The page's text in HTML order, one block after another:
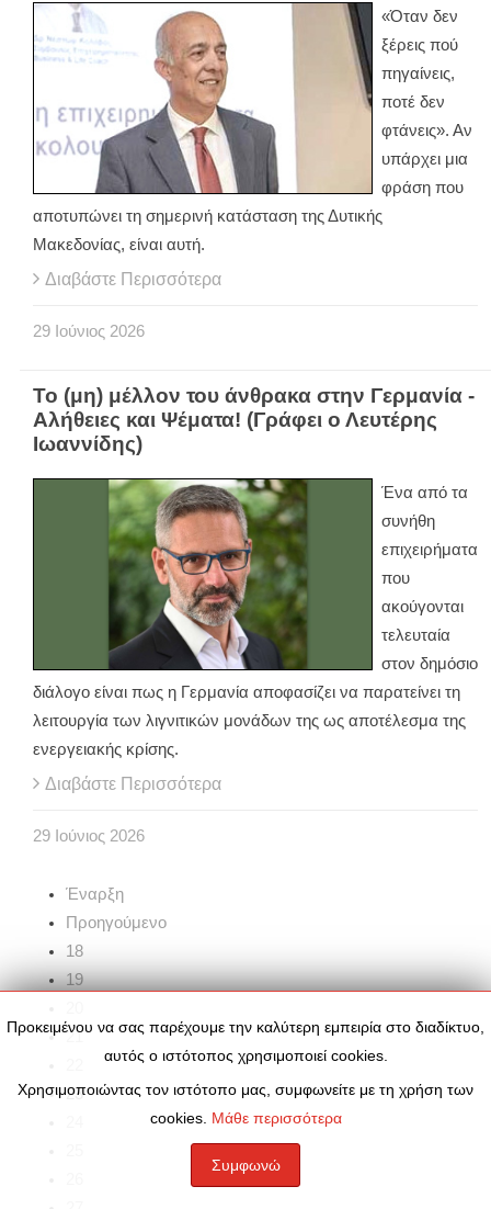
«Όταν δεν
ξέρεις πού
πηγαίνεις,
ποτέ δεν
φτάνεις». Αν
υπάρχει μια
φράση που
αποτυπώνει τη σημερινή κατάσταση της Δυτικής
Μακεδονίας, είναι αυτή.
Διαβάστε Περισσότερα
29 Ιούνιος 2026
Το (μη) μέλλον του άνθρακα στην Γερμανία -
Αλήθειες και Ψέματα! (Γράφει ο Λευτέρης
Ιωαννίδης)
Ένα από τα
συνήθη
επιχειρήματα
που
ακούγονται
τελευταία
στον δημόσιο
διάλογο είναι πως η Γερμανία αποφασίζει να παρατείνει τη
λειτουργία των λιγνιτικών μονάδων της ως αποτέλεσμα της
ενεργειακής κρίσης.
Διαβάστε Περισσότερα
29 Ιούνιος 2026
Έναρξη
Προηγούμενο
18
19
21
23
Προκειμένου να σας παρέχουμε την καλύτερη εμπειρία στο διαδίκτυο,
αυτός ο ιστότοπος χρησιμοποιεί cookies.
Χρησιμοποιώντας τον ιστότοπο μας, συμφωνείτε με τη χρήση των
cookies. Μάθε περισσότερα
Συμφωνώ